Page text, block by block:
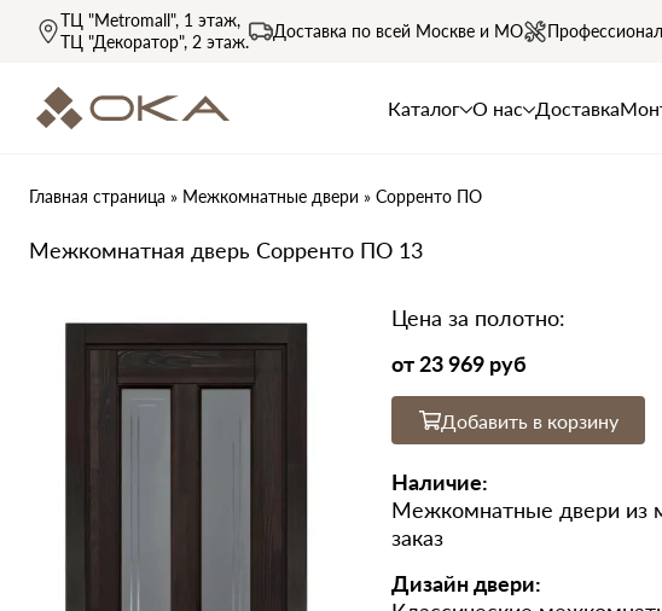
ТЦ "Metromall", 1 этаж,
ТЦ "Декоратор", 2 этаж.
Доставка по всей Москве и МО
Каталог О нас Доставка
Главная страница » Межкомнатные двери » Сорренто ПО
Межкомнатная дверь Сорренто ПО 13
Цена за полотно:
от 23 969 руб
Добавить в корзину
Наличие:
Межкомнатные двери из
заказ
Дизайн двери: